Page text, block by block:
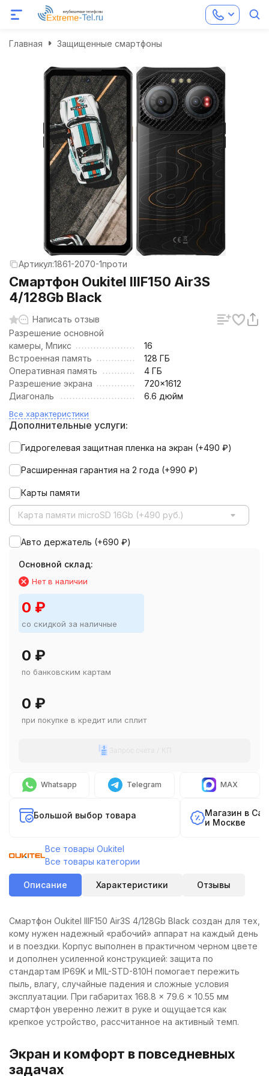
Главная Защищенные смартфоны
Артикул:1861-2070-1проти
Смартфон Oukitel IIIF150 Air3S
4/128Gb Black
Написать отзыв
Разрешение основной
камеры, Мпикс
16
Встроенная память
128 ГБ
Оперативная память
4 ГБ
Разрешение экрана
720x1612
Диагональ
6.6 дюйм
Все характеристики
Дополнительные услуги:
Гидрогелевая защитная пленка на экран (+490 ₽)
Расширенная гарантия на 2 года (+990 ₽)
Карты памяти
Карта памяти microSD 16Gb (+490 руб.)
Авто держатель (+690 ₽)
Основной склад:
Нет в наличии
0 ₽
со скидкой за наличные
0 ₽
по банковским картам
0 ₽
при покупке в кредит или сплит
Whatsapp Telegram MAX
Большой выбор товара
Магазин в
и Москве
Все товары Oukitel
Все товары категории
Описание Характеристики Отзывы
Смартфон Oukitel IIIF150 Air3S 4/128Gb Black создан для тех,
кому нужен надежный «рабочий» аппарат на каждый день
и в поездки. Корпус выполнен в практичном черном цвете
и дополнен усиленной конструкцией: защита по
стандартам IP69K и MIL-STD-810H помогает пережить
пыль, влагу, случайные падения и сложные условия
эксплуатации. При габаритах 168.8 × 79.6 × 10.55 мм
смартфон уверенно лежит в руке и ощущается как
крепкое устройство, рассчитанное на активный темп.
Экран и комфорт в повседневных
задачах